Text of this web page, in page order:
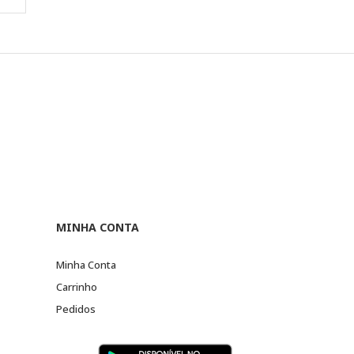
MINHA CONTA
Minha Conta
Carrinho
Pedidos